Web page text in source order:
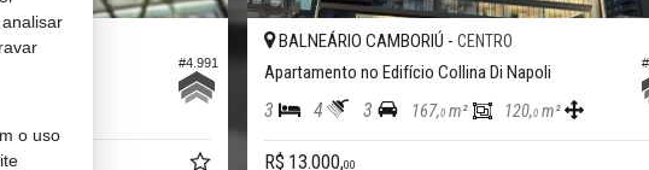
#4.991 #5.037
BALNEÁRIO CAMBORIÚ -CENTRO
Apartamento no Edifício Collina Di Napoli
4 3 167, m² 120, m²
R$ 13.000,00
o uso